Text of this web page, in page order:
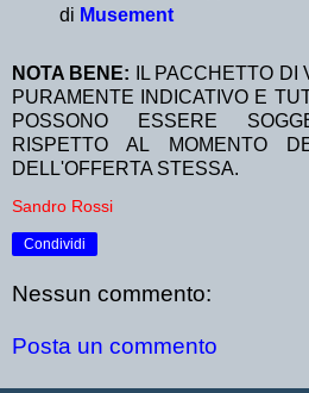
di Musement
NOTA BENE:
IL PACCHETTO
PURAMENTE INDICATIVO E
POSSONO ESSERE
RISPETTO AL MOMENTO
DELL'OFFERTA STESSA.
Sandro Rossi
Condividi
Nessun commento:
Posta un commento